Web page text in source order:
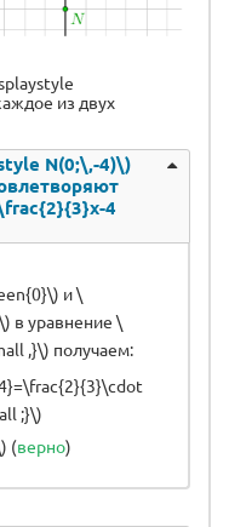
из двух
N(0;\,-4)\)
4
и \
в уравнение \
,}\) получаем:
;}\)
(верно)